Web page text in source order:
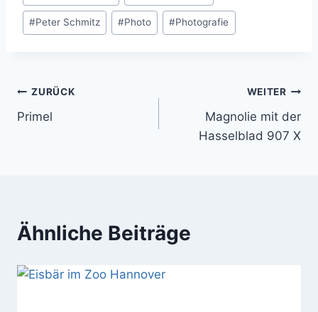
#Peter Schmitz #Photo #Photografie
Beitragsnavigation
ZURÜCK
Primel
WEITER
Magnolie mit der
Hasselblad 907 X
Ähnliche Beiträge